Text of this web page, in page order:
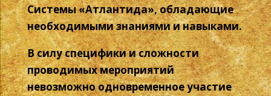
Системы «Атлантида», обладающие
необходимыми знаниями и навыками.
В силу специфики и сложности
проводимых мероприятий
невозможно одновременное участие